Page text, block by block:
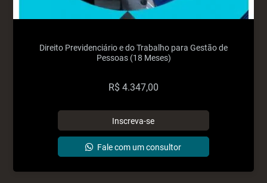
Direito Previdenciário e do Trabalho para Gestão de
Pessoas (18 Meses)
R$ 4.347,00